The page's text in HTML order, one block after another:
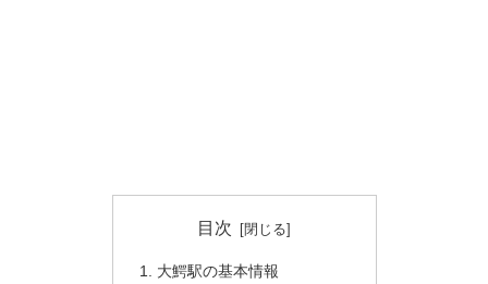
目次
大鰐駅の基本情報